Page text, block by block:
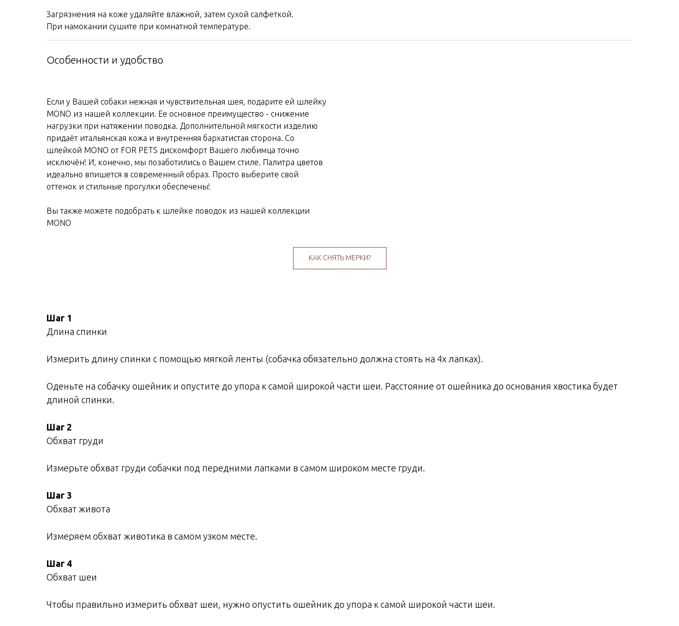
Загрязнения на коже удаляйте влажной, затем сухой салфеткой.
При намокании сушите при комнатной температуре.
Особенности и удобство
Если у Вашей собаки нежная и чувствительная шея, подарите ей шлейку
MONO из нашей коллекции. Ее основное преимущество - снижение
нагрузки при натяжении поводка. Дополнительной мягкости изделию
придаёт итальянская кожа и внутренняя бархатистая сторона. Со
шлейкой MONO от FOR PETS дискомфорт Вашего любимца точно
исключён! И, конечно, мы позаботились о Вашем стиле. Палитра цветов
идеально впишется в современный образ. Просто выберите свой
оттенок и стильные прогулки обеспечены!
Вы также можете подобрать к шлейке поводок из нашей коллекции
MONO
КАК СНЯТЬ МЕРКИ?
Шаг 1
Длина спинки
Измерить длину спинки с помощью мягкой ленты (собачка обязательно должна стоять на 4х лапках).
Оденьте на собачку ошейник и опустите до упора к самой широкой части шеи. Расстояние от ошейника до основания хвостика будет
длиной спинки.
Шаг 2
Обхват груди
Измерьте обхват груди собачки под передними лапками в самом широком месте груди.
Шаг 3
Обхват живота
Измеряем обхват животика в самом узком месте.
Шаг 4
Обхват шеи
Чтобы правильно измерить обхват шеи, нужно опустить ошейник до упора к самой широкой части шеи.